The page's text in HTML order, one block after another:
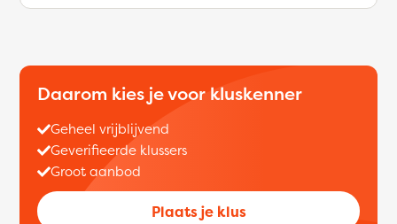
Daarom kies je voor kluskenner
Geheel vrijblijvend
Geverifieerde klussers
Groot aanbod
Plaats je klus